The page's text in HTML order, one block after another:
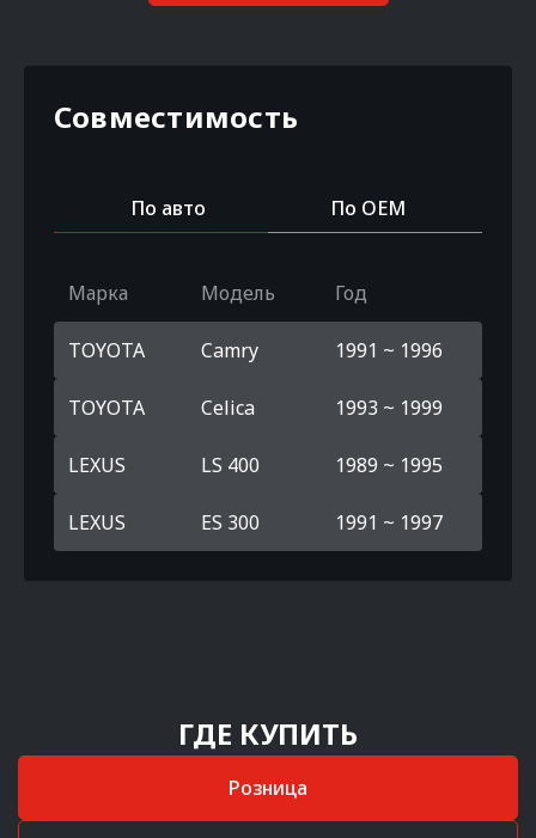
Совместимость
По авто По OEM
Марка Модель Год
TOYOTA Camry 1991 ~ 1996
TOYOTA Celica 1993 ~ 1999
LEXUS LS 400 1989 ~ 1995
LEXUS ES 300 1991 ~ 1997
ГДЕ КУПИТЬ
Розница